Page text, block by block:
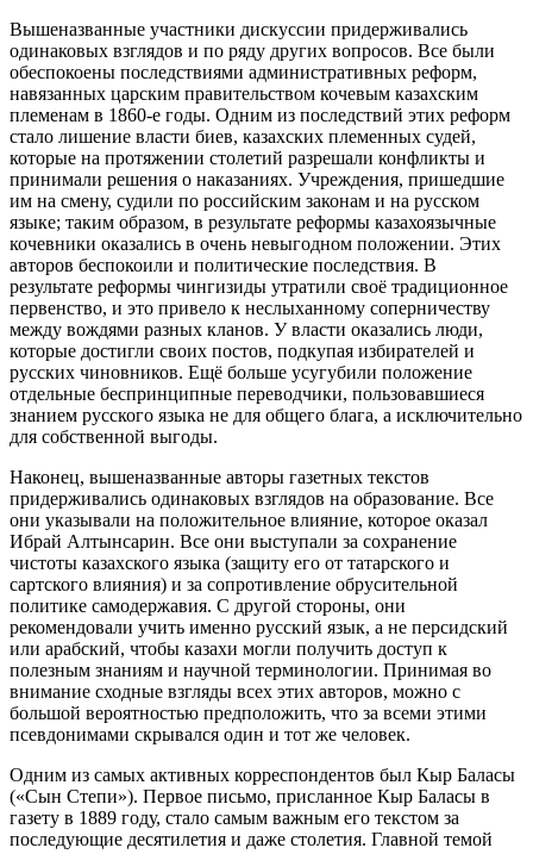
Вышеназванные участники дискуссии придерживались
одинаковых взглядов и по ряду других вопросов. Все были
обеспокоены последствиями административных реформ,
навязанных царским правительством кочевым казахским
племенам в 1860-е годы. Одним из последствий этих реформ
стало лишение власти биев, казахских племенных судей,
которые на протяжении столетий разрешали конфликты и
принимали решения о наказаниях. Учреждения, пришедшие
им на смену, судили по российским законам и на русском
языке; таким образом, в результате реформы казахоязычные
кочевники оказались в очень невыгодном положении. Этих
авторов беспокоили и политические последствия. В
результате реформы чингизиды утратили своё традиционное
первенство, и это привело к неслыханному соперничеству
между вождями разных кланов. У власти оказались люди,
которые достигли своих постов, подкупая избирателей и
русских чиновников. Ещё больше усугубили положение
отдельные беспринципные переводчики, пользовавшиеся
знанием русского языка не для общего блага, а исключительно
для собственной выгоды.
Наконец, вышеназванные авторы газетных текстов
придерживались одинаковых взглядов на образование. Все
они указывали на положительное влияние, которое оказал
Ибрай Алтынсарин. Все они выступали за сохранение
чистоты казахского языка (защиту его от татарского и
сартского влияния) и за сопротивление обрусительной
политике самодержавия. С другой стороны, они
рекомендовали учить именно русский язык, а не персидский
или арабский, чтобы казахи могли получить доступ к
полезным знаниям и научной терминологии. Принимая во
внимание сходные взгляды всех этих авторов, можно с
большой вероятностью предположить, что за всеми этими
псевдонимами скрывался один и тот же человек.
Одним из самых активных корреспондентов был Кыр Баласы
(«Сын Степи»). Первое письмо, присланное Кыр Баласы в
газету в 1889 году, стало самым важным его текстом за
последующие десятилетия и даже столетия. Главной темой